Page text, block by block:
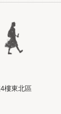
樓東北區